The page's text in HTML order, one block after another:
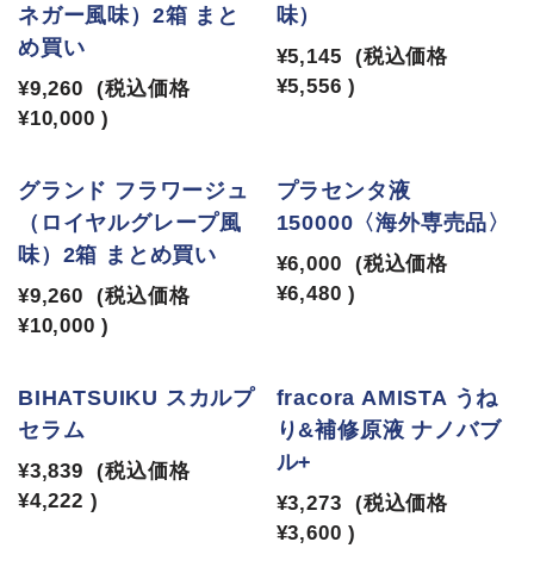
ネガー風味）2箱 まと
め買い
¥9,260
(税込価格
¥10,000 )
味）
¥5,145
(税込価格
¥5,556 )
グランド フラワージュ
（ロイヤルグレープ風
味）2箱 まとめ買い
¥9,260
(税込価格
¥10,000 )
SOLD OUT
プラセンタ液
150000〈海外専売品〉
¥6,000
(税込価格
¥6,480 )
BIHATSUIKU スカルプ
セラム
¥3,839
(税込価格
¥4,222 )
fracora AMISTA うね
り&補修原液 ナノバブ
ル+
¥3,273
(税込価格
¥3,600 )